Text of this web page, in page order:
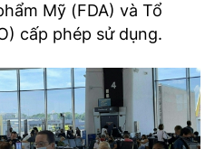
Mỹ (FDA) và Tổ
cấp phép sử dụng.